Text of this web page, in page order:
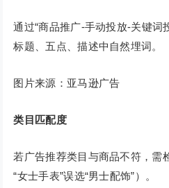
通过“商品推广-手动投放-关键词
标题、五点、描述中自然埋词。
图片来源：亚马逊广告
类目匹配度
若广告推荐类目与商品不符，需
“女士手表”误选“男士配饰”）。